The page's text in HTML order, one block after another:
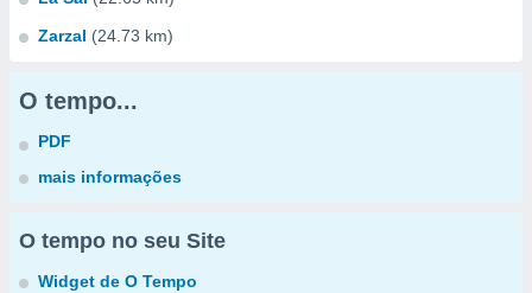
Zarzal (24.73 km)
O tempo...
PDF
mais informações
O tempo no seu Site
Widget de O Tempo